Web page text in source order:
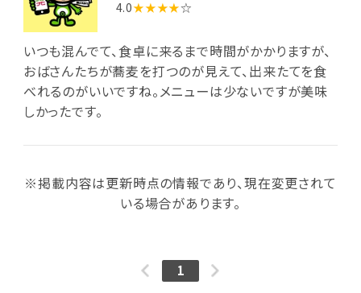
4.0★★★★☆
いつも混んでて、食卓に来るまで時間がかかりますが、
おばさんたちが蕎麦を打つのが見えて、出来たてを食
べれるのがいいですね。メニューは少ないですが美味
しかったです。
※掲載内容は更新時点の情報であり、現在変更されて
いる場合があります。
1